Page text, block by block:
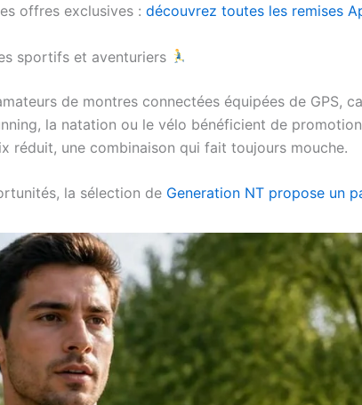
offres exclusives : découvrez toutes les remises
sportifs et aventuriers
de montres connectées équipées de GPS,
la natation ou le vélo bénéficient de
réduit, une combinaison qui fait toujours mouche.
la sélection de Generation NT propose un